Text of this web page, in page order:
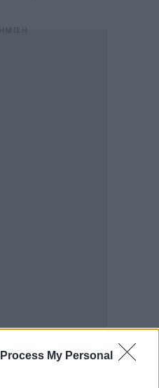
My Personal